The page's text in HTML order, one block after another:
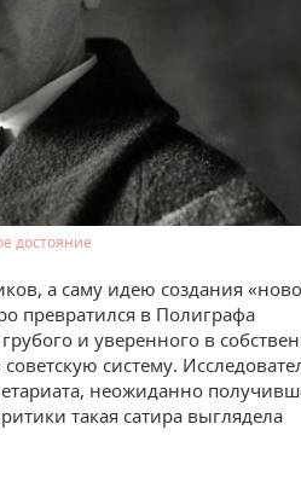
достояние
а саму идею создания
превратился в Полиграфа
и уверенного в
систему.
неожиданно
такая сатира выглядела